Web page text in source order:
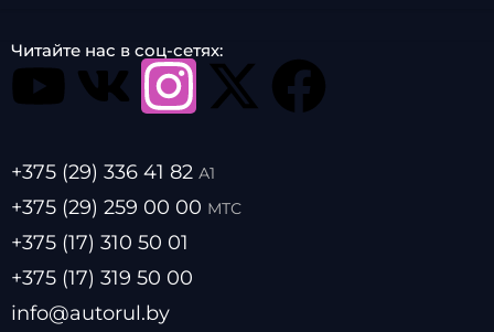
Читайте нас в соц-сетях:
+375 (29) 336 41 82 А1
+375 (29) 259 00 00 МТС
+375 (17) 310 50 01
+375 (17) 319 50 00
info@autorul.by